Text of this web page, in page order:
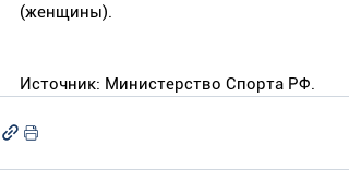
(женщины).
Источник: Министерство Спорта РФ.